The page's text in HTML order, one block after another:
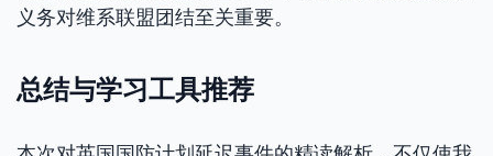
义务对维系联盟团结至关重要。
总结与学习工具推荐